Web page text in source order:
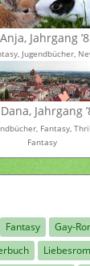
Anja, Jahrgang
Jugendbücher,
Dana, Jahrgang
Fantasy,
Fantasy
Fantasy
Gay-